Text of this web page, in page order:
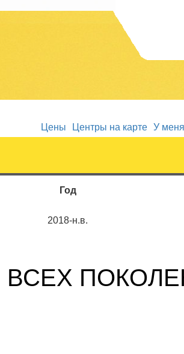
Цены Центры на карте У
Год
2018-н.в.